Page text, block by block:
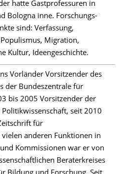
hatte Gastprofessuren in
Bologna inne. Forschungs-
sind: Verfassung,
Migration,
Kultur, Ideengeschichte.
Vorländer Vorsitzender des
der Bundeszentrale für
bis 2005 Vorsitzender der
seit 2010
für
anderen Funktionen in
Kommissionen war er von
Beraterkreises